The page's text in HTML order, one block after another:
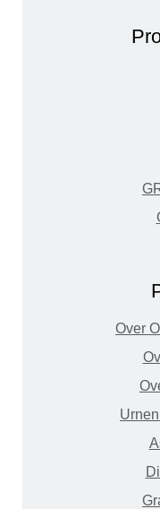
Over